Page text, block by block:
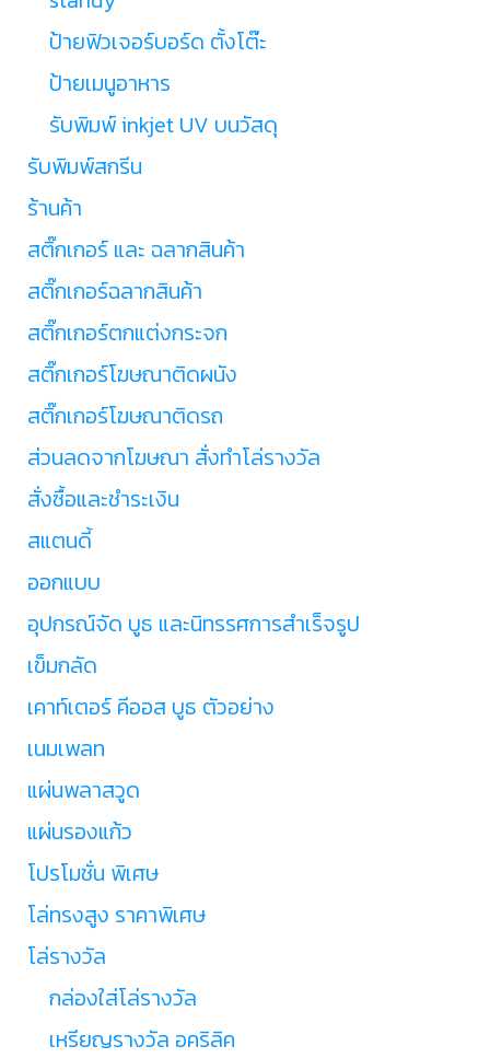
ป้ายฟิวเจอร์บอร์ด ตั้งโต๊ะ
ป้ายเมนูอาหาร
รับพิมพ์ inkjet UV บนวัสดุ
รับพิมพ์สกรีน
ร้านค้า
สติ๊กเกอร์ และ ฉลากสินค้า
สติ๊กเกอร์ฉลากสินค้า
สติ๊กเกอร์ตกแต่งกระจก
สติ๊กเกอร์โฆษณาติดผนัง
สติ๊กเกอร์โฆษณาติดรถ
ส่วนลดจากโฆษณา สั่งทำโล่รางวัล
สั่งซื้อและชำระเงิน
สแตนดี้
ออกแบบ
อุปกรณ์จัด บูธ และนิทรรศการสำเร็จรูป
เข็มกลัด
เคาท์เตอร์ คีออส บูธ ตัวอย่าง
เนมเพลท
แผ่นพลาสวูด
แผ่นรองแก้ว
โปรโมชั่น พิเศษ
โล่ทรงสูง ราคาพิเศษ
โล่รางวัล
กล่องใส่โล่รางวัล
เหรียญรางวัล อคริลิค